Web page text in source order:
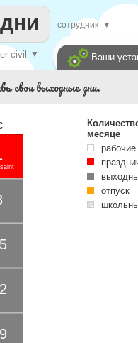
civil ▼
сотрудник ▼
Ваши
свои выходные дни.
месяце
отпуск